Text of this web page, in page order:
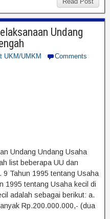
Undang
UKM/UMKM Comments
Undang Undang Usaha
list beberapa UU dan
9 Tahun 1995 tentang Usaha
1995 tentang Usaha kecil di
adalah sebagai berikut: a.
Rp.200.000.000,- (dua